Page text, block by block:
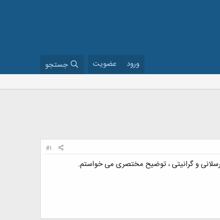
ورود عضویت جستجو
#1
و گرانیتی ، توضیح مختصری می خواستم.